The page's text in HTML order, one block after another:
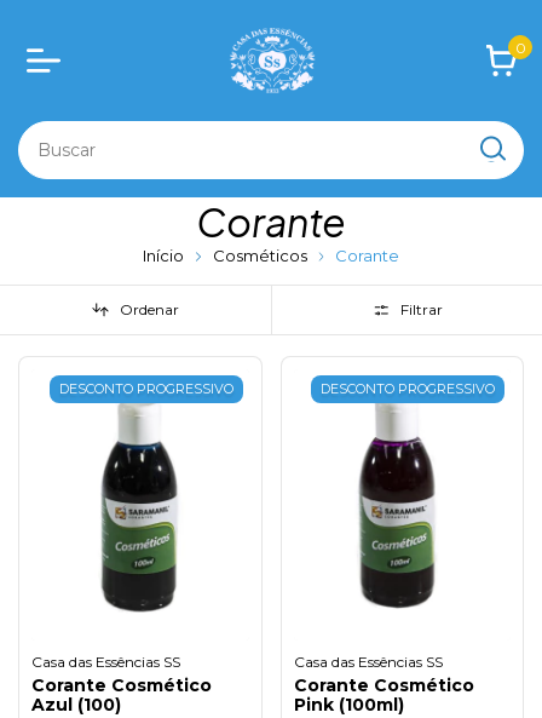
0
Corante
Início Cosméticos Corante
Ordenar Filtrar
DESCONTO PROGRESSIVO
Casa das Essências SS
Corante Cosmético
Azul (100)
DESCONTO PROGRESSIVO
Casa das Essências SS
Corante Cosmético
Pink (100ml)